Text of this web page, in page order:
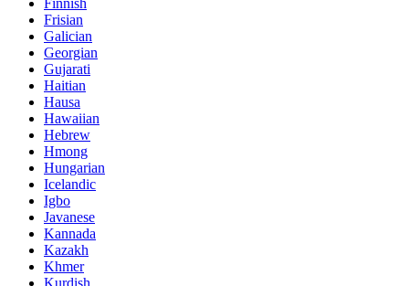
Frisian
Galician
Georgian
Gujarati
Haitian
Hausa
Hawaiian
Hebrew
Hmong
Hungarian
Icelandic
Igbo
Javanese
Kannada
Kazakh
Khmer
Kurdish